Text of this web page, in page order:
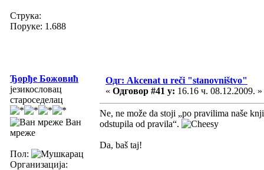
Струка:
Поруке: 1.688
Ђорђе Божовић
језикословац
староседелац
Ван
мреже
Пол:
Организација:
Одг: Akcenat u reči "stanovništvo"
« Одговор #41 у: 16.16 ч. 08.12.2009. »
Ne, ne može da stoji „po pravilima naše
odstupila od pravila“.
Da, baš taj!